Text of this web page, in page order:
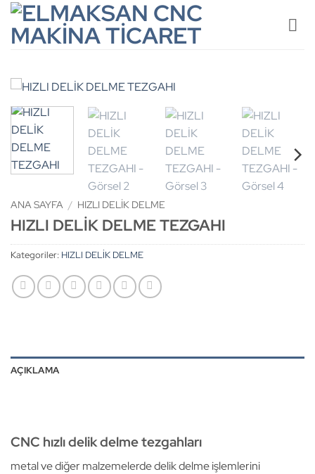
İçeriğe
atla
ANA SAYFA / HIZLI DELİK DELME
HIZLI DELİK DELME TEZGAHI
Kategoriler: HIZLI DELİK DELME
AÇIKLAMA
CNC hızlı delik delme tezgahları
metal ve diğer malzemelerde delik delme işlemlerini